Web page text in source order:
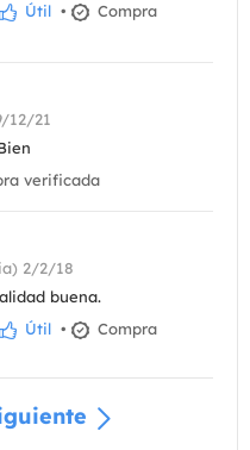
Útil •
Compra
12/21
verificada
2/2/18
buena.
Útil •
Compra